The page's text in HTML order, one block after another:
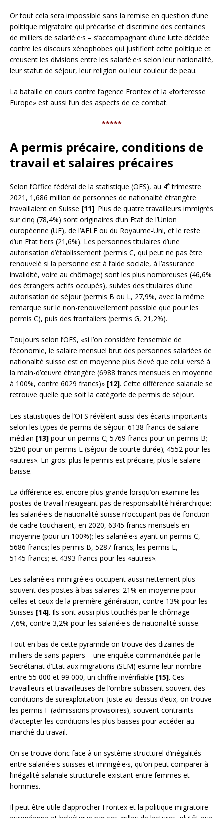
Or tout cela sera impossible sans la remise en question d’une
politique migratoire qui précarise et discrimine des centaines
de milliers de salarié·e·s – s’accompagnant d’une lutte décidée
contre les discours xénophobes qui justifient cette politique et
creusent les divisions entre les salarié·e·s selon leur nationalité,
leur statut de séjour, leur religion ou leur couleur de peau.
La bataille en cours contre l’agence Frontex et la «forteresse
Europe» est aussi l’un des aspects de ce combat.
*****
A permis précaire, conditions de
travail et salaires précaires
Selon l’Office fédéral de la statistique (OFS), au 4e trimestre
2021, 1,686 million de personnes de nationalité étrangère
travaillaient en Suisse [11]. Plus de quatre travailleurs immigrés
sur cinq (78,4%) sont originaires d’un Etat de l’Union
européenne (UE), de l’AELE ou du Royaume-Uni, et le reste
d’un Etat tiers (21,6%). Les personnes titulaires d’une
autorisation d’établissement (permis C, qui peut ne pas être
renouvelé si la personne est à l’aide sociale, à l’assurance
invalidité, voire au chômage) sont les plus nombreuses (46,6%
des étrangers actifs occupés), suivies des titulaires d’une
autorisation de séjour (permis B ou L, 27,9%, avec la même
remarque sur le non-renouvellement possible que pour les
permis C), puis des frontaliers (permis G, 21,2%).
Toujours selon l’OFS, «si l’on considère l’ensemble de
l’économie, le salaire mensuel brut des personnes salariées de
nationalité suisse est en moyenne plus élevé que celui versé à
la main-d’œuvre étrangère (6988 francs mensuels en moyenne
à 100%, contre 6029 francs)» [12]. Cette différence salariale se
retrouve quelle que soit la catégorie de permis de séjour.
Les statistiques de l’OFS révèlent aussi des écarts importants
selon les types de permis de séjour: 6138 francs de salaire
médian [13] pour un permis C; 5769 francs pour un permis B;
5250 pour un permis L (séjour de courte durée); 4552 pour les
«autres». En gros: plus le permis est précaire, plus le salaire
baisse.
La différence est encore plus grande lorsqu’on examine les
postes de travail n’exigeant pas de responsabilité hiérarchique:
les salarié·e·s de nationalité suisse n’occupant pas de fonction
de cadre touchaient, en 2020, 6345 francs mensuels en
moyenne (pour un 100%); les salarié·e·s ayant un permis C,
5686 francs; les permis B, 5287 francs; les permis L,
5145 francs; et 4393 francs pour les «autres».
Les salarié·e·s immigré·e·s occupent aussi nettement plus
souvent des postes à bas salaires: 21% en moyenne pour
celles et ceux de la première génération, contre 13% pour les
Suisses [14]. Ils sont aussi plus touchés par le chômage –
7,6%, contre 3,2% pour les salarié·e·s de nationalité suisse.
Tout en bas de cette pyramide on trouve des dizaines de
milliers de sans-papiers – une enquête commanditée par le
Secrétariat d’Etat aux migrations (SEM) estime leur nombre
entre 55 000 et 99 000, un chiffre invérifiable [15]. Ces
travailleurs et travailleuses de l’ombre subissent souvent des
conditions de surexploitation. Juste au-dessus d’eux, on trouve
les permis F (admissions provisoires), souvent contraints
d’accepter les conditions les plus basses pour accéder au
marché du travail.
On se trouve donc face à un système structurel d’inégalités
entre salarié·e·s suisses et immigé·e·s, qu’on peut comparer à
l’inégalité salariale structurelle existant entre femmes et
hommes.
Il peut être utile d’approcher Frontex et la politique migratoire